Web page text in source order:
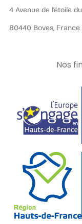
4 Avenue de l’étoile
80440 Boves, France
Nos